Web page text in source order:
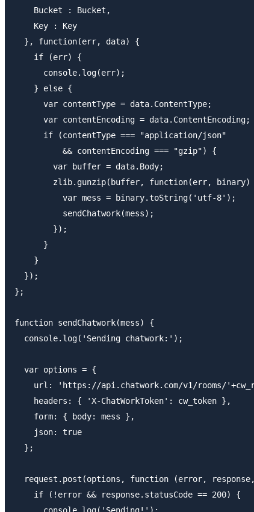
    Bucket : Bucket,
    Key : Key
  }, function(err, data) {
    if (err) {
      console.log(err);
    } else {
      var contentType = data.ContentType;
      var contentEncoding = data.ContentEncoding;
      if (contentType === "application/json"
          && contentEncoding === "gzip") {
        var buffer = data.Body;
zlib.gunzip(buffer, function(err, binary)
          var mess = binary.toString('utf-8');
          sendChatwork(mess);
        });
      }
    }
  });
};
function sendChatwork(mess) {
  console.log('Sending chatwork:');
  var options = {
url: 'https://api.chatwork.com/v1/rooms/
    headers: { 'X-ChatWorkToken': cw_token },
    form: { body: mess },
    json: true
  };
request.post(options, function (error,
    if (!error && response.statusCode == 200) {